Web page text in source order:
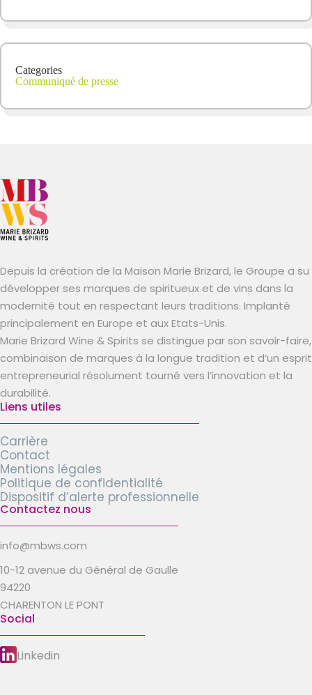
Categories
Communiqué de presse
Depuis la création de la Maison Marie Brizard, le Groupe a su
développer ses marques de spiritueux et de vins dans la
modernité tout en respectant leurs traditions. Implanté
principalement en Europe et aux Etats-Unis.
Marie Brizard Wine & Spirits se distingue par son savoir-faire,
combinaison de marques à la longue tradition et d’un esprit
entrepreneurial résolument tourné vers l’innovation et la
durabilité.
Liens utiles
Carrière
Contact
Mentions légales
Politique de confidentialité
Dispositif d’alerte professionnelle
Contactez nous
info@mbws.com
10-12 avenue du Général de Gaulle
94220
CHARENTON LE PONT
Social
Linkedin